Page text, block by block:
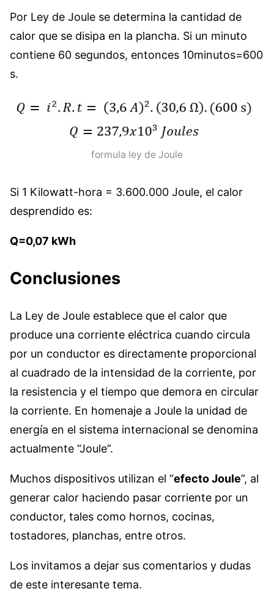
Por Ley de Joule se determina la cantidad de
calor que se disipa en la plancha. Si un minuto
contiene 60 segundos, entonces 10minutos=600
s.
formula ley de Joule
Si 1 Kilowatt-hora = 3.600.000 Joule, el calor
desprendido es:
Q=0,07 kWh
Conclusiones
La Ley de Joule establece que el calor que
produce una corriente eléctrica cuando circula
por un conductor es directamente proporcional
al cuadrado de la intensidad de la corriente, por
la resistencia y el tiempo que demora en circular
la corriente. En homenaje a Joule la unidad de
energía en el sistema internacional se denomina
actualmente “Joule”.
Muchos dispositivos utilizan el “efecto Joule”, al
generar calor haciendo pasar corriente por un
conductor, tales como hornos, cocinas,
tostadores, planchas, entre otros.
Los invitamos a dejar sus comentarios y dudas
de este interesante tema.